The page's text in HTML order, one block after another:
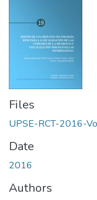
Files
UPSE-RCT-2016-
Date
2016
Authors